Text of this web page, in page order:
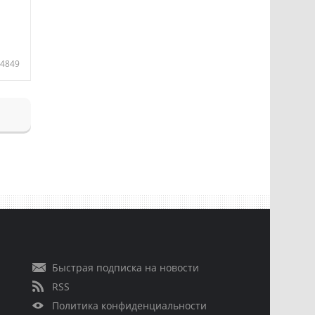
4849
Быстрая подписка на новости
RSS
Политика конфиденциальности